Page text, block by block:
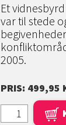
Et
var til stede
2005.
PRIS: 499,95